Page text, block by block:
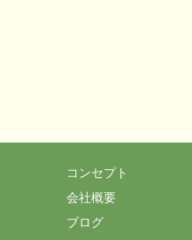
コンセプト
会社概要
ブログ